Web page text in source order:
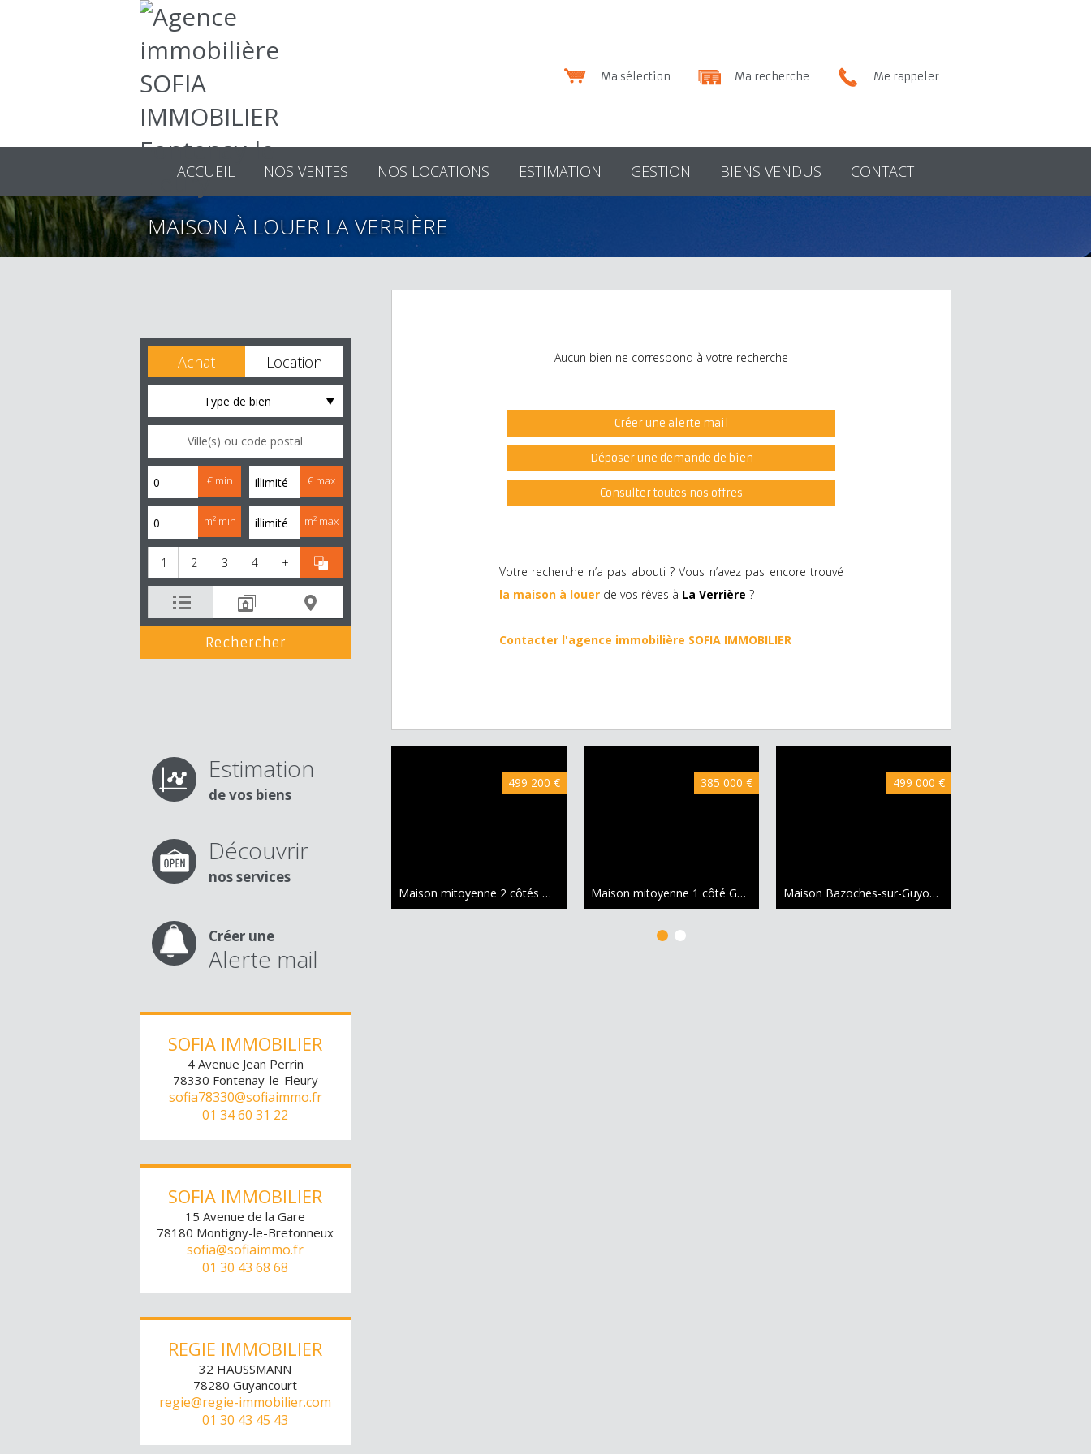
Me rappeler
Ma recherche
Ma sélection
ACCUEIL NOS VENTES NOS LOCATIONS ESTIMATION GESTION BIENS VENDUS CONTACT
MAISON À LOUER LA VERRIÈRE
Achat Location
Type de bien
€ min € max
m² min m² max
1 2 3 4 +
Estimation
de vos biens
Découvrir
nos services
Créer une
Alerte mail
SOFIA IMMOBILIER
4 Avenue Jean Perrin
78330 Fontenay-le-Fleury
sofia78330@sofiaimmo.fr
01 34 60 31 22
SOFIA IMMOBILIER
15 Avenue de la Gare
78180 Montigny-le-Bretonneux
sofia@sofiaimmo.fr
01 30 43 68 68
REGIE IMMOBILIER
32 HAUSSMANN
78280 Guyancourt
regie@regie-immobilier.com
01 30 43 45 43
Aucun bien ne correspond à votre recherche
Créer une alerte mail
Déposer une demande de bien
Consulter toutes nos offres
Votre recherche n’a pas abouti ? Vous n’avez pas encore trouvé
la maison à louer de vos rêves à La Verrière ?
Contacter l'agence immobilière SOFIA IMMOBILIER
499 200 €
Maison mitoyenne 2 côtés Montigny-le-Bretonneux 112.83 m²
385 000 €
Maison mitoyenne 1 côté Guyancourt 91 m²
499 000 €
Maison Bazoches-sur-Guyonne
1 2